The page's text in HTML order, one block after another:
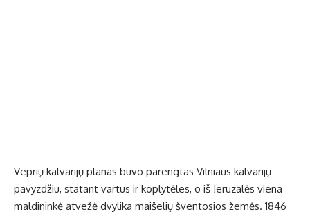
Veprių kalvarijų planas buvo parengtas Vilniaus kalvarijų
pavyzdžiu, statant vartus ir koplytėles, o iš Jeruzalės viena
maldininkė atvežė dvylika maišelių šventosios žemės. 1846